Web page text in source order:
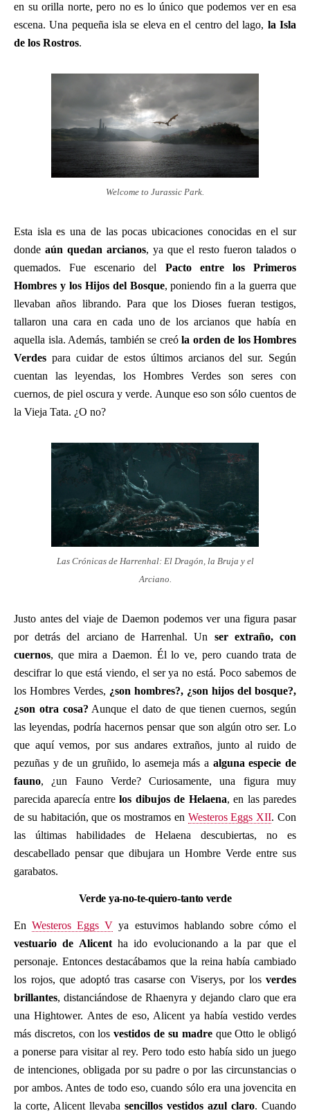
en su orilla norte, pero no es lo único que podemos ver en esa
escena. Una pequeña isla se eleva en el centro del lago, la Isla
de los Rostros.
Welcome to Jurassic Park.
Esta isla es una de las pocas ubicaciones conocidas en el sur
donde aún quedan arcianos, ya que el resto fueron talados o
quemados. Fue escenario del Pacto entre los Primeros
Hombres y los Hijos del Bosque, poniendo fin a la guerra que
llevaban años librando. Para que los Dioses fueran testigos,
tallaron una cara en cada uno de los arcianos que había en
aquella isla. Además, también se creó la orden de los Hombres
Verdes para cuidar de estos últimos arcianos del sur. Según
cuentan las leyendas, los Hombres Verdes son seres con
cuernos, de piel oscura y verde. Aunque eso son sólo cuentos de
la Vieja Tata. ¿O no?
Las Crónicas de Harrenhal: El Dragón, la Bruja y el
Arciano.
Justo antes del viaje de Daemon podemos ver una figura pasar
por detrás del arciano de Harrenhal. Un ser extraño, con
cuernos, que mira a Daemon. Él lo ve, pero cuando trata de
descifrar lo que está viendo, el ser ya no está. Poco sabemos de
los Hombres Verdes, ¿son hombres?, ¿son hijos del bosque?,
¿son otra cosa? Aunque el dato de que tienen cuernos, según
las leyendas, podría hacernos pensar que son algún otro ser. Lo
que aquí vemos, por sus andares extraños, junto al ruido de
pezuñas y de un gruñido, lo asemeja más a alguna especie de
fauno, ¿un Fauno Verde? Curiosamente, una figura muy
parecida aparecía entrelos dibujos de Helaena, en las paredes
de su habitación, que os mostramos en Westeros Eggs XII. Con
las últimas habilidades de Helaena descubiertas, no es
descabellado pensar que dibujara un Hombre Verde entre sus
garabatos.
Verde ya-no-te-quiero-tanto verde
EnWesteros Eggs V ya estuvimos hablando sobre cómo el
vestuario de Alicentha ido evolucionando a la par que el
personaje. Entonces destacábamos que la reina había cambiado
los rojos, que adoptó tras casarse con Viserys, por los verdes
brillantes, distanciándose de Rhaenyra y dejando claro que era
una Hightower. Antes de eso, Alicent ya había vestido verdes
más discretos, con losvestidos de su madreque Otto le obligó
a ponerse para visitar al rey. Pero todo esto había sido un juego
de intenciones, obligada por su padre o por las circunstancias o
por ambos. Antes de todo eso, cuando sólo era una jovencita en
la corte, Alicent llevaba sencillos vestidos azul claro. Cuando